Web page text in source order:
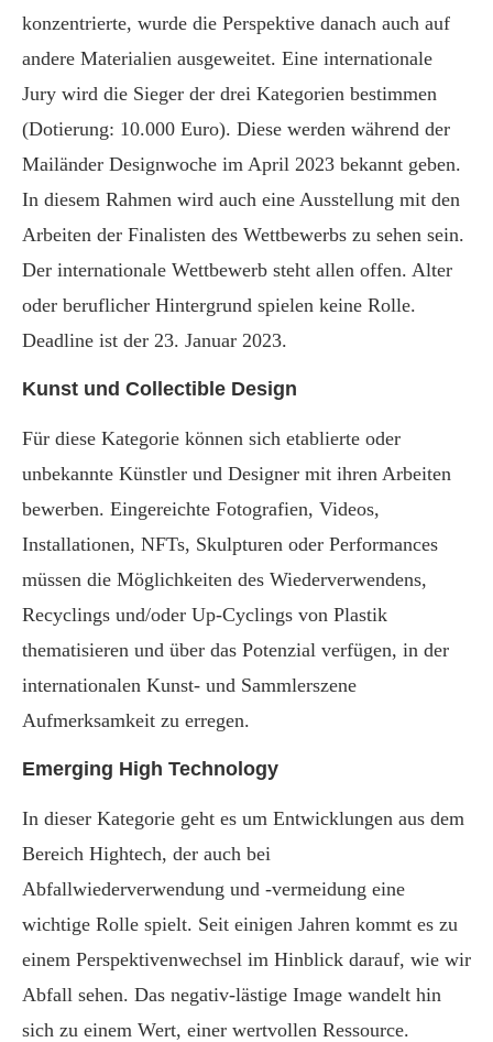
konzentrierte, wurde die Perspektive danach auch auf
andere Materialien ausgeweitet. Eine internationale
Jury wird die Sieger der drei Kategorien bestimmen
(Dotierung: 10.000 Euro). Diese werden während der
Mailänder Designwoche im April 2023 bekannt geben.
In diesem Rahmen wird auch eine Ausstellung mit den
Arbeiten der Finalisten des Wettbewerbs zu sehen sein.
Der internationale Wettbewerb steht allen offen. Alter
oder beruflicher Hintergrund spielen keine Rolle.
Deadline ist der 23. Januar 2023.
Kunst und Collectible Design
Für diese Kategorie können sich etablierte oder
unbekannte Künstler und Designer mit ihren Arbeiten
bewerben. Eingereichte Fotografien, Videos,
Installationen, NFTs, Skulpturen oder Performances
müssen die Möglichkeiten des Wiederverwendens,
Recyclings und/oder Up-Cyclings von Plastik
thematisieren und über das Potenzial verfügen, in der
internationalen Kunst- und Sammlerszene
Aufmerksamkeit zu erregen.
Emerging High Technology
In dieser Kategorie geht es um Entwicklungen aus dem
Bereich Hightech, der auch bei
Abfallwiederverwendung und -vermeidung eine
wichtige Rolle spielt. Seit einigen Jahren kommt es zu
einem Perspektivenwechsel im Hinblick darauf, wie wir
Abfall sehen. Das negativ-lästige Image wandelt hin
sich zu einem Wert, einer wertvollen Ressource.